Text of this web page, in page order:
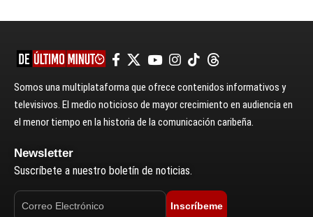
Somos una multiplataforma que ofrece contenidos informativos y
televisivos. El medio noticioso de mayor crecimiento en audiencia en
el menor tiempo en la historia de la comunicación caribeña.
Newsletter
Suscríbete a nuestro boletín de noticias.
Inscríbeme